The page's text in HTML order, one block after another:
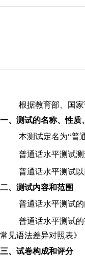
根据教育部、国
一、测试的名称、性质
本测试定名为“普
普通话水平测试
普通话水平测试以
二、测试内容和范围
普通话水平测试
普通话水平测试
常见语法差异对照表》
三、试卷构成和评分